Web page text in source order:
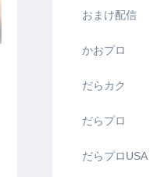
おまけ配信
かおプロ
だらカク
だらプロ
だらプロUSA